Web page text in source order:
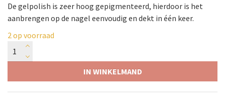
De gelpolish is zeer hoog gepigmenteerd, hierdoor is het
aanbrengen op de nagel eenvoudig en dekt in één keer.
2 op voorraad
IN WINKELMAND